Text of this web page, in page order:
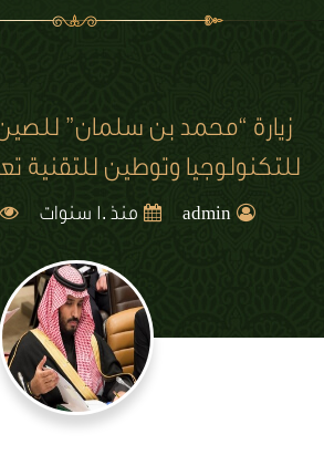
رؤية 2030
الصور
زيارة “محمد بن سلمان” للصين
للتكنولوجيا وتوطين للتقنية
admin منذ 10 سنوات